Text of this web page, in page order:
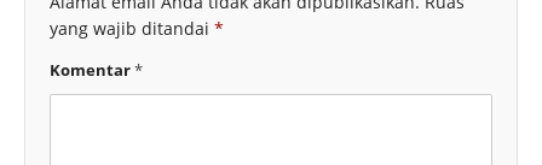
yang wajib ditandai *
Komentar*